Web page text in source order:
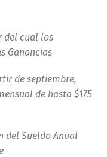
del cual los
Ganancias
de septiembre,
de hasta $175
del Sueldo Anual